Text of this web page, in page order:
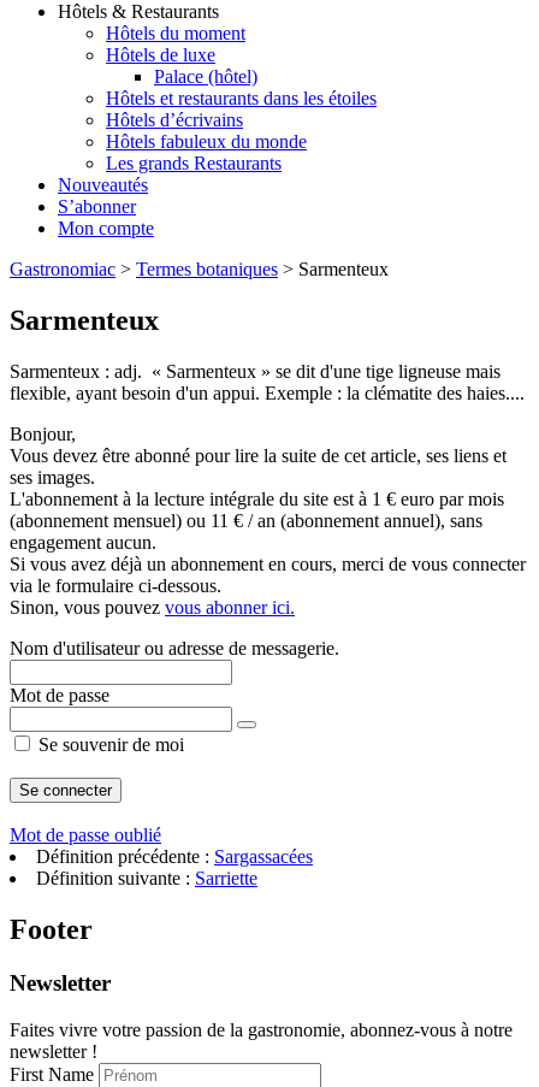
Hôtels & Restaurants
Hôtels du moment
Hôtels de luxe
Palace (hôtel)
Hôtels et restaurants dans les étoiles
Hôtels d’écrivains
Hôtels fabuleux du monde
Les grands Restaurants
Nouveautés
S’abonner
Mon compte
Gastronomiac > Termes botaniques > Sarmenteux
Sarmenteux
Sarmenteux : adj. « Sarmenteux » se dit d'une tige ligneuse mais
flexible, ayant besoin d'un appui. Exemple : la clématite des haies....
Bonjour,
Vous devez être abonné pour lire la suite de cet article, ses liens et
ses images.
L'abonnement à la lecture intégrale du site est à 1 € euro par mois
(abonnement mensuel) ou 11 € / an (abonnement annuel), sans
engagement aucun.
Si vous avez déjà un abonnement en cours, merci de vous connecter
via le formulaire ci-dessous.
Sinon, vous pouvez vous abonner ici.
Nom d'utilisateur ou adresse de messagerie.
Mot de passe
Se souvenir de moi
Mot de passe oublié
Définition précédente : Sargassacées
Définition suivante : Sarriette
Footer
Newsletter
Faites vivre votre passion de la gastronomie, abonnez-vous à notre
newsletter !
First Name